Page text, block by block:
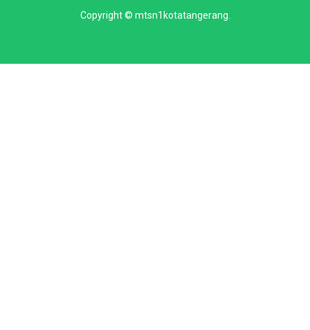
Copyright © mtsn1kotatangerang